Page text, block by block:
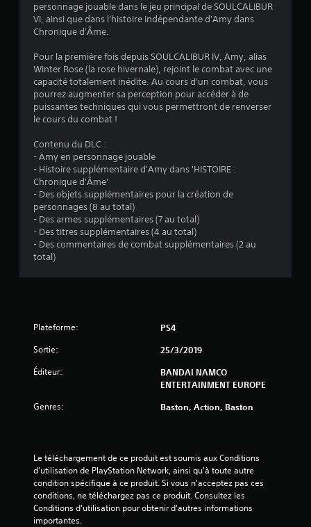
:
.
i
l
u
r
(
8
personnage jouable dans le jeu principal de SOULCALIBUR
VI, ainsi que dans l'histoire indépendante d'Amy dans
Chronique d'Âme.
Pour la première fois depuis SOULCALIBUR IV, Amy, alias
Winter Rose (la rose hivernale), rejoint le combat avec une
capacité totalement inédite. Au cours d'un combat, vous
pourrez augmenter sa perception pour accéder à de
puissantes techniques qui vous permettront de renverser
le cours du combat !
Contenu du DLC :
- Amy en personnage jouable
- Histoire supplémentaire d'Amy dans 'HISTOIRE :
Chronique d'Âme'
- Des objets supplémentaires pour la création de
personnages (8 au total)
- Des armes supplémentaires (7 au total)
- Des titres supplémentaires (4 au total)
- Des commentaires de combat supplémentaires (2 au
total)
Plateforme: PS4
Sortie: 25/3/2019
Éditeur:
BANDAI NAMCO
ENTERTAINMENT EUROPE
Genres: Baston, Action, Baston
Le téléchargement de ce produit est soumis aux Conditions
d'utilisation de PlayStation Network, ainsi qu'à toute autre
condition spécifique à ce produit. Si vous n'acceptez pas ces
conditions, ne téléchargez pas ce produit. Consultez les
Conditions d'utilisation pour obtenir d'autres informations
importantes.